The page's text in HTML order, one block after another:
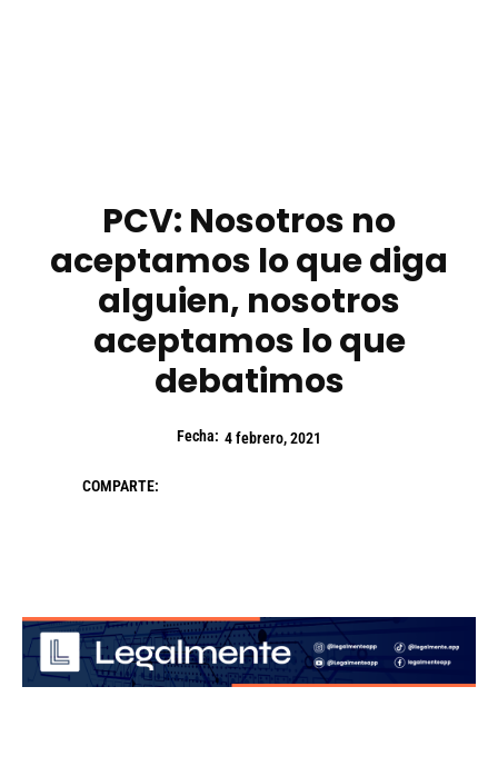
PCV: Nosotros no
aceptamos lo que diga
alguien, nosotros
aceptamos lo que
debatimos
Fecha: 4 febrero, 2021
COMPARTE: